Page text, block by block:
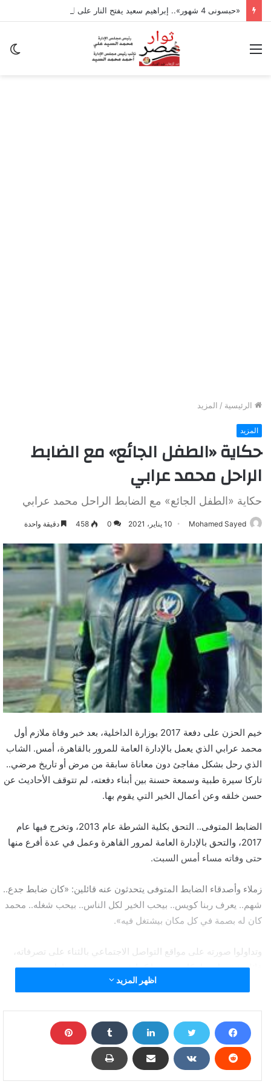
القائمة
الرئيسية / المزيد
المزيد
حكاية «الطفل الجائع» مع الضابط
الراحل محمد عرابي
حكاية «الطفل الجائع» مع الضابط الراحل محمد عرابي
Mohamed Sayed 10 يناير، 2021 0
458 دقيقة واحدة
خيم الحزن على دفعة 2017 بوزارة الداخلية، بعد خبر وفاة ملازم أول
محمد عرابي الذي يعمل بالإدارة العامة للمرور بالقاهرة، أمس. الشاب
الذي رحل بشكل مفاجئ دون معاناة سابقة من مرض أو تاريخ مرضي..
تاركا سيرة طبية وسمعة حسنة بين أبناء دفعته، لم تتوقف الأحاديث عن
حسن خلقه وعن أعمال الخير التي يقوم بها.
الضابط المتوفى.. التحق بكلية الشرطة عام 2013، وتخرج فيها عام
2017، والتحق بالإدارة العامة لمرور القاهرة وعمل في عدة أفرع منها
حتى وفاته مساء أمس السبت.
زملاء وأصدقاء الضابط المتوفى يتحدثون عنه قائلين: «كان ضابط جدع..
شهم.. يعرف ربنا كويس.. بيحب الخير لكل الناس.. بيحب شغله.. محمد
كان له بصمة في كل مكان بيشتغل فيه».
وتداولوا صورته على مواقع التواصل الاجتماعي بالثناء على تصرفاته،
قائلين: «رحل ضاحكا مستبشرا كما عهده من عرفه وتعامل معه».
نادي السكة يتحدثون عن حكاية الطفل الجائع مع الضابط محمد عرابي
وكيف أحسن التصرف، ففي الثانية ظهر الإثنين الموافق 2 سبتمبر
2019، كان الملازم أول محمد عرابي، الضابط بالإدارة العامة للمرور،
في خدمته بأحد شوارع مدينة نصر، وبالتحديد أمام نادي السكة، حين
اظهر المزيد